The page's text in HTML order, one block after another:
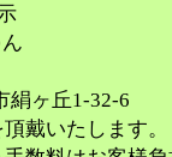
絹ヶ丘1-32-6
戴いたします。